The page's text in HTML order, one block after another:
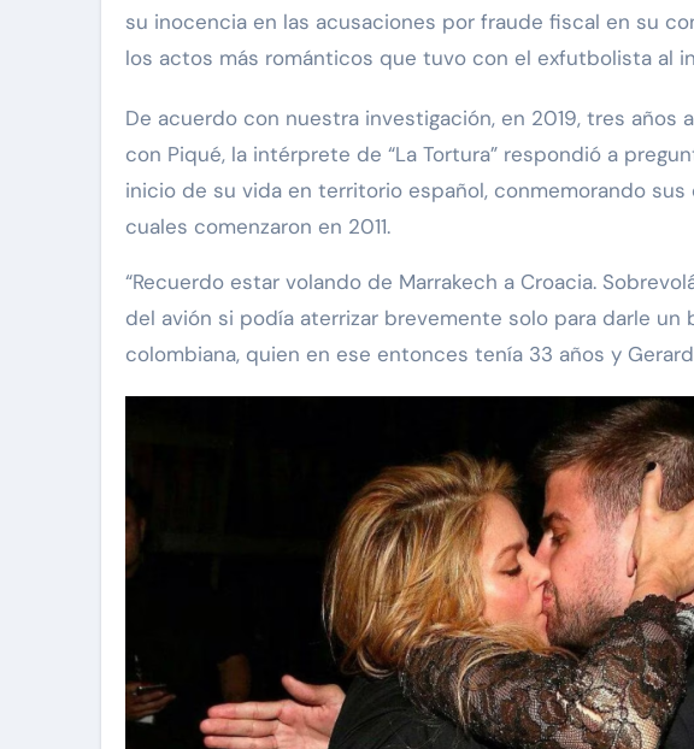
su inocencia en las acusaciones por fraude fiscal en su
los actos más románticos que tuvo con el exfutbolista al
De acuerdo con nuestra investigación, en 2019, tres años
con Piqué, la intérprete de “La Tortura” respondió a
inicio de su vida en territorio español, conmemorando
cuales comenzaron en 2011.
“Recuerdo estar volando de Marrakech a Croacia.
del avión si podía aterrizar brevemente solo para darle un
colombiana, quien en ese entonces tenía 33 años y
Silvia Pinal
Guzmán visita a
Pinal en el hospital:
gusta tanto la vida que
se quiere ir”
Luis Enrique Guzmán
sincera sobre situación
Silvia Pinal y declara:
en proceso de partir”